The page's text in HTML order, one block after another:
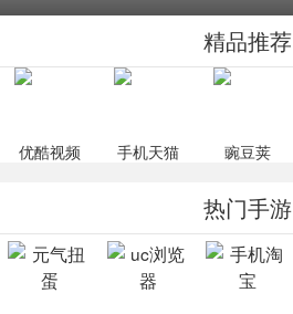
精品推荐
优酷视频 手机天猫 豌豆荚
热门手游